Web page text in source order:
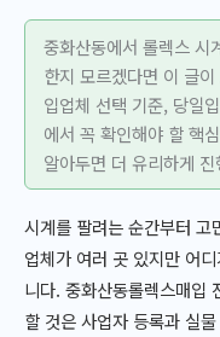
중화산동에서 롤렉스 시
한지 모르겠다면 이 글
입업체 선택 기준, 당일
에서 꼭 확인해야 할 핵
알아두면 더 유리하게
시계를 팔려는 순간부터 고
업체가 여러 곳 있지만 어
니다. 중화산동롤렉스매입
할 것은 사업자 등록과 실